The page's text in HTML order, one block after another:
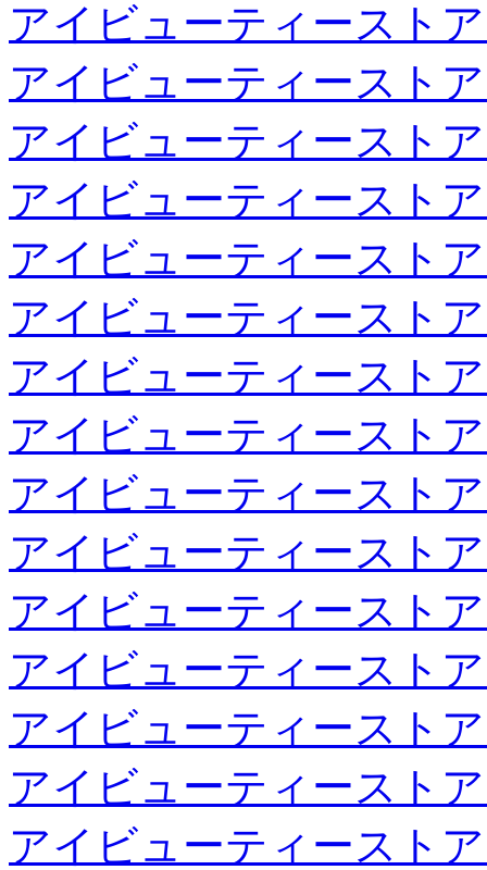
アイビューティースト
アイビューティースト
アイビューティースト
アイビューティースト
アイビューティースト
アイビューティースト
アイビューティースト
アイビューティースト
アイビューティースト
アイビューティースト
アイビューティースト
アイビューティースト
アイビューティースト
アイビューティースト
アイビューティースト